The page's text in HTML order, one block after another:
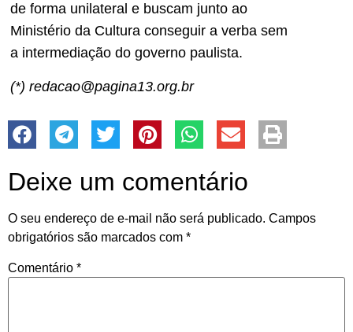
de forma unilateral e buscam junto ao
Ministério da Cultura conseguir a verba sem
a intermediação do governo paulista.
(*) redacao@pagina13.org.br
Deixe um comentário
O seu endereço de e-mail não será publicado. Campos
obrigatórios são marcados com *
Comentário *